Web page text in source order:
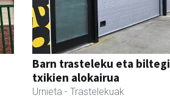
Barn trasteleku eta biltegi
txikien alokairua
Urnieta - Trastelekuak